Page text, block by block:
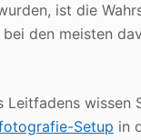
ist die
den meisten
Leitfadens wissen
Setup in